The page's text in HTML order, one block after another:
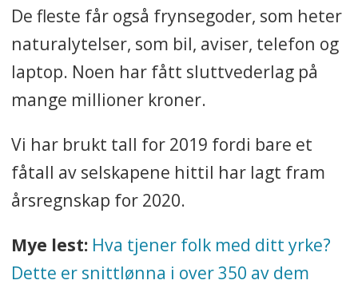
De fleste får også frynsegoder, som heter
naturalytelser, som bil, aviser, telefon og
laptop. Noen har fått sluttvederlag på
mange millioner kroner.
Vi har brukt tall for 2019 fordi bare et
fåtall av selskapene hittil har lagt fram
årsregnskap for 2020.
Mye lest: Hva tjener folk med ditt yrke?
Dette er snittlønna i over 350 av dem